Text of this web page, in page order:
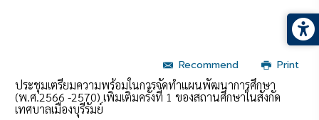
Recommend
Print
ประชุมเตรียมความพร้อมในการจัดทำแผนพัฒนาการศึกษา
(พ.ศ.2566 -2570) เพิ่มเติมครั้งที่ 1 ของสถานศึกษาในสังกัด
เทศบาลเมืองบุรีรัมย์